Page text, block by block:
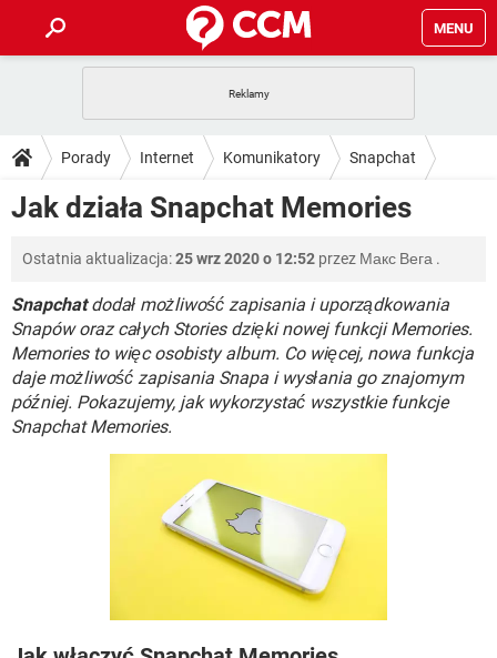
MENU
GRY WHATSAPP
SPOTIFY NETFLIX
PORADY
PlayStation
GRY WHATSAPP
SPOTIFY NETFLIX
INSTAGRAM FACEBOOK
WINDOWS 10
DO POBRANIA
IOS NETFLIX
INSTAGRAM FACEBOOK
WINDOWS 10
FORUM
COVID-19 TIKTOK
GRY WHATSAPP
SPOTIFY NETFLIX
INSTAGRAM FACEBOOK
ARTYKUŁY
COVID-19 TIKTOK
GRY WHATSAPP
SPOTIFY
Porady Internet Komunikatory Snapchat
Jak działa Snapchat Memories
Ostatnia aktualizacja:25 wrz 2020 o 12:52 przez Макс Вега .
Snapchatdodał możliwość zapisania i uporządkowania
Snapów oraz całych Stories dzięki nowej funkcji Memories.
Memories to więc osobisty album. Co więcej, nowa funkcja
daje możliwość zapisania Snapa i wysłania go znajomym
później. Pokazujemy, jak wykorzystać wszystkie funkcje
Snapchat Memories.